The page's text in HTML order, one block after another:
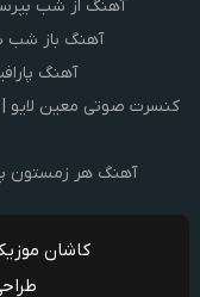
آهنگ از شب
آهنگ باز شب
آهنگ
آهنگ هر زمستون
کاشان